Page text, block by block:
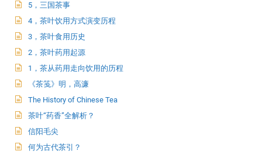
5，三国茶事
4，茶叶饮用方式演变历程
3，茶叶食用历史
2，茶叶药用起源
1，茶从药用走向饮用的历程
《茶笺》明，高濂
The History of Chinese Tea
茶叶“药香”全解析？
信阳毛尖
何为古代茶引？